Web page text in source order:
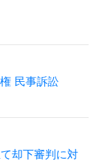
民事訴訟
却下審判に対